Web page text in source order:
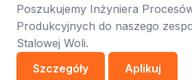
Poszukujemy Inżyniera
Produkcyjnych do naszego
Stalowej Woli.
Szczegóły
Aplikuj